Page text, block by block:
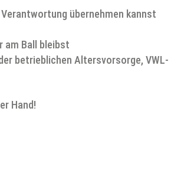
übernehmen kannst
am Ball bleibst
betrieblichen Altersvorsorge, VWL-
Hand!